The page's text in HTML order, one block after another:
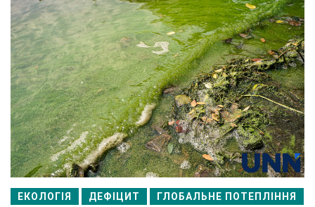
ЕКОЛОГІЯ ДЕФІЦИТ ГЛОБАЛЬНЕ ПОТЕПЛІННЯ